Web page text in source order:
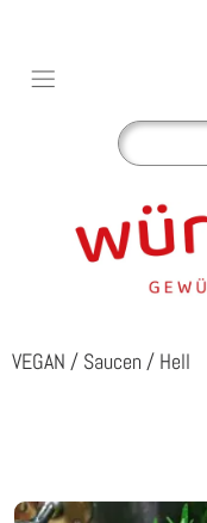
VEGAN / Saucen / Hell